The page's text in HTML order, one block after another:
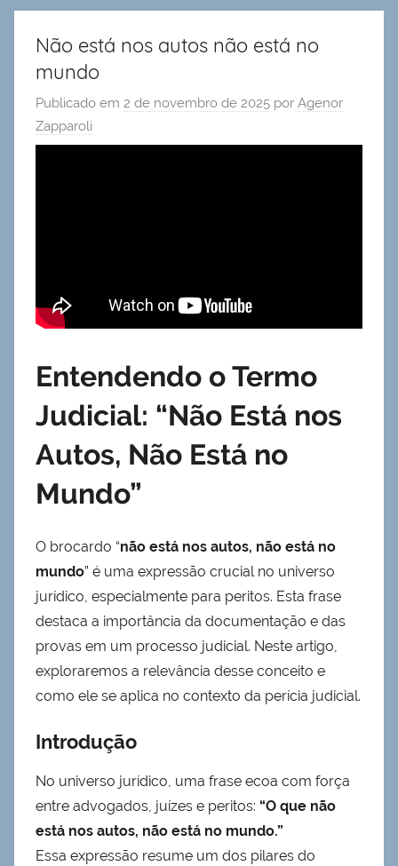
Não está nos autos não está no
mundo
Publicado em 2 de novembro de 2025 por Agenor
Zapparoli
Entendendo o Termo
Judicial: “Não Está nos
Autos, Não Está no
Mundo”
O brocardo “não está nos autos, não está no
mundo” é uma expressão crucial no universo
jurídico, especialmente para peritos. Esta frase
destaca a importância da documentação e das
provas em um processo judicial. Neste artigo,
exploraremos a relevância desse conceito e
como ele se aplica no contexto da perícia judicial.
Introdução
No universo jurídico, uma frase ecoa com força
entre advogados, juízes e peritos: “O que não
está nos autos, não está no mundo.”
Essa expressão resume um dos pilares do